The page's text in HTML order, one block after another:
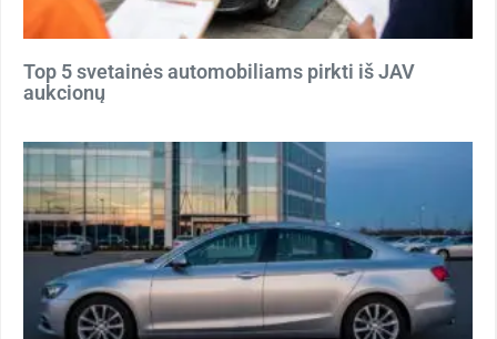
Top 5 svetainės automobiliams pirkti iš JAV
aukcionų